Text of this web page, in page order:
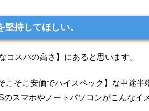
持してほしい。
スパの高さ】にあると思います。
こそこ安価でハイスペック】な中途半
スマホやノートパソコンがこんなイ